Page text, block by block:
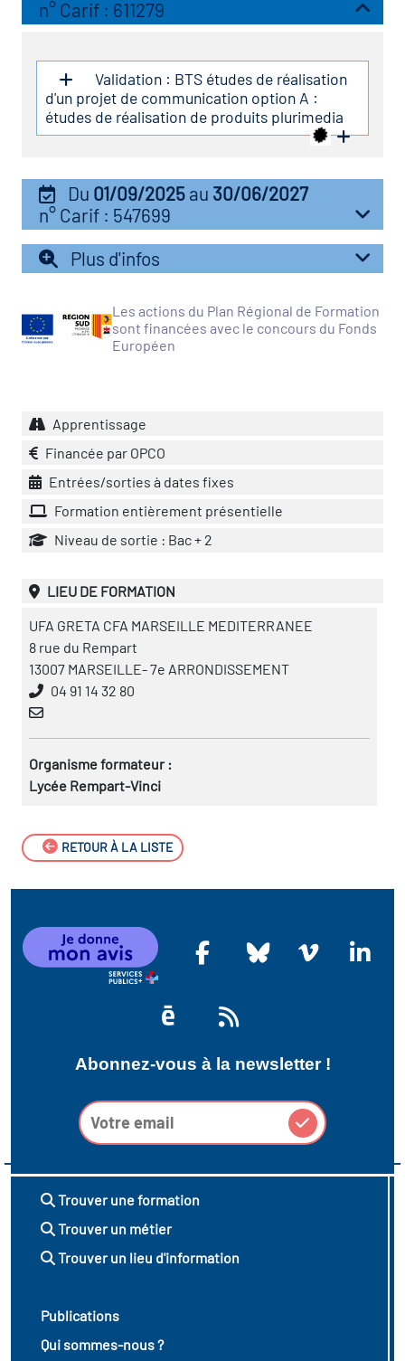
des secteurs(en
construction)
n° Carif : 611279
Validation : BTS études de réalisation
d'un projet de communication option A :
études de réalisation de produits plurimedia
Du 01/09/2025 au 30/06/2027
n° Carif : 547699
Plus d'infos
Les actions du Plan Régional de Formation
sont financées avec le concours du Fonds
Européen
Apprentissage
Financée par OPCO
Entrées/sorties à dates fixes
Formation entièrement présentielle
Niveau de sortie : Bac + 2
LIEU DE FORMATION
UFA GRETA CFA MARSEILLE MEDITERRANEE
8 rue du Rempart
13007 MARSEILLE- 7e ARRONDISSEMENT
04 91 14 32 80
Organisme formateur :
Lycée Rempart-Vinci
RETOUR À LA LISTE
Abonnez-vous à la newsletter !
Trouver une formation
Trouver un métier
Trouver un lieu d'information
Publications
Qui sommes-nous ?